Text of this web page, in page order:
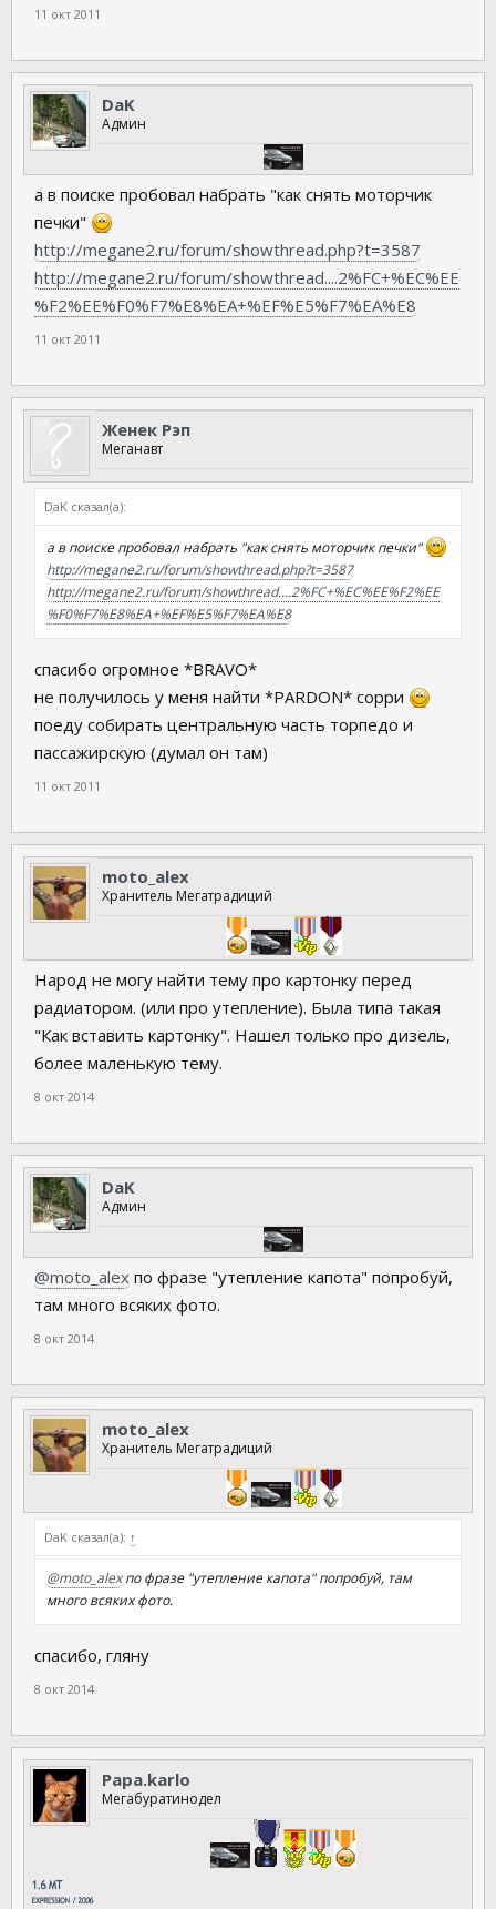
11 окт 2011
DaK
Админ
а в поиске пробовал набрать "как снять моторчик
печки"
http://megane2.ru/forum/showthread.php?t=3587
http://megane2.ru/forum/showthread....2%FC+%EC%EE
%F2%EE%F0%F7%E8%EA+%EF%E5%F7%EA%E8
11 окт 2011
Женек Рэп
Меганавт
DaK сказал(а):
а в поиске пробовал набрать "как снять моторчик печки"
http://megane2.ru/forum/showthread.php?t=3587
http://megane2.ru/forum/showthread....2%FC+%EC%EE%F2%EE
%F0%F7%E8%EA+%EF%E5%F7%EA%E8
спасибо огромное *BRAVO*
не получилось у меня найти *PARDON* сорри
поеду собирать центральную часть торпедо и
пассажирскую (думал он там)
11 окт 2011
moto_alex
Хранитель Мегатрадиций
Народ не могу найти тему про картонку перед
радиатором. (или про утепление). Была типа такая
"Как вставить картонку". Нашел только про дизель,
более маленькую тему.
8 окт 2014
DaK
Админ
@moto_alex по фразе "утепление капота" попробуй,
там много всяких фото.
8 окт 2014
moto_alex
Хранитель Мегатрадиций
DaK сказал(а): ↑
@moto_alexпо фразе "утепление капота" попробуй, там
много всяких фото.
спасибо, гляну
8 окт 2014
Papa.karlo
Мегабуратинодел